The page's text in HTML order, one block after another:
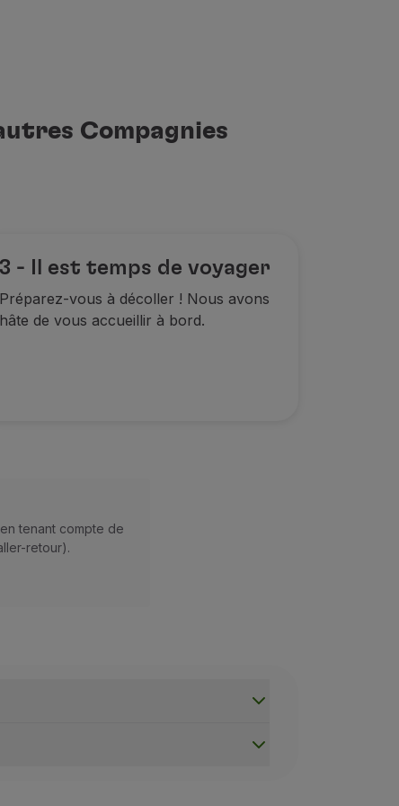
Compagnies
3 - Il est temps de voyager
Préparez-vous à décoller ! Nous avons
hâte de vous accueillir à bord.
tenant compte de
retour).